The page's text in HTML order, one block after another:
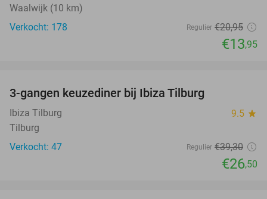
Waalwijk (10 km)
Verkocht: 178
Regulier €20,95
€13,95
3-gangen keuzediner bij Ibiza Tilburg
Ibiza Tilburg 9.5 star
Tilburg
Verkocht: 47
Regulier €39,30
€26,50